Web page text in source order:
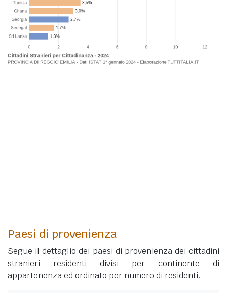
Paesi di provenienza
Segue il dettaglio dei paesi di provenienza dei cittadini
stranieri residenti divisi per continente di
appartenenza ed ordinato per numero di residenti.